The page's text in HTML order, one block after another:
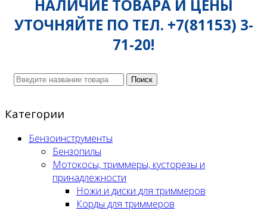
НАЛИЧИЕ ТОВАРА И ЦЕНЫ
УТОЧНЯЙТЕ ПО ТЕЛ. +7(81153) 3-
71-20!
Поиск
Категории
Бензоинструменты
Бензопилы
Мотокосы, триммеры, кусторезы и
принадлежности
Ножи и диски для триммеров
Корды для триммеров